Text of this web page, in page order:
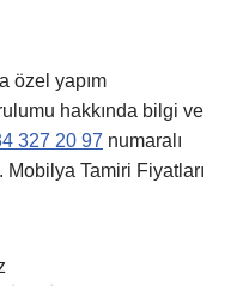
özel yapım
hakkında bilgi ve
327 20 97 numaralı
Tamiri Fiyatları